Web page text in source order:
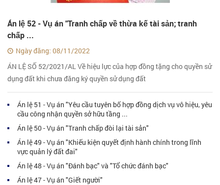
Án lệ 52 - Vụ án "Tranh chấp về thừa kế tài sản; tranh
chấp ...
Ngày đăng: 08/11/2022
ÁN LỆ SỐ 52/2021/AL Về hiệu lực của hợp đồng tặng cho quyền sử
dụng đất khi chưa đăng ký quyền sử dụng đất
Án lệ 51 - Vụ án "Yêu cầu tuyên bố hợp đồng dịch vụ vô hiệu, yêu
cầu công nhận quyền sở hữu tầng ...
Án lệ 50 - Vụ án "Tranh chấp đòi lại tài sản"
Án lệ 49 - Vụ án "Khiếu kiện quyết định hành chính trong lĩnh
vực quản lý đất đai"
Án lệ 48 - Vụ án "Đánh bạc" và "Tổ chức đánh bạc"
Án lệ 47 - Vụ án "Giết người"